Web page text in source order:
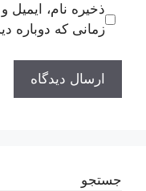
ذخیره نام،
زمانی که دوباره
جستجو